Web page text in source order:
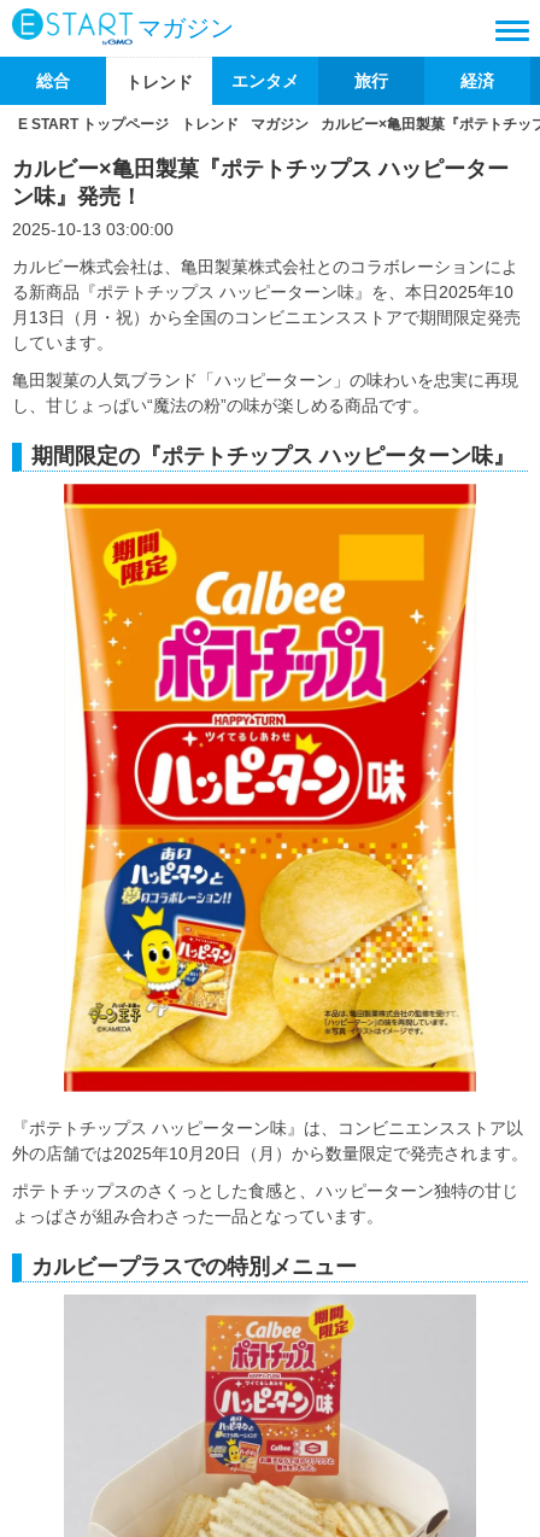
マガジン
総合 トレンド エンタメ 旅行 経済
E START トップページ トレンド マガジン カルビー×亀田製菓『ポテトチッ
カルビー×亀田製菓『ポテトチップス ハッピーター
ン味』発売！
2025-10-13 03:00:00
カルビー株式会社は、亀田製菓株式会社とのコラボレーションによ
る新商品『ポテトチップス ハッピーターン味』を、本日2025年10
月13日（月・祝）から全国のコンビニエンスストアで期間限定発売
しています。
亀田製菓の人気ブランド「ハッピーターン」の味わいを忠実に再現
し、甘じょっぱい“魔法の粉”の味が楽しめる商品です。
期間限定の『ポテトチップス ハッピーターン味』
『ポテトチップス ハッピーターン味』は、コンビニエンスストア以
外の店舗では2025年10月20日（月）から数量限定で発売されます。
ポテトチップスのさくっとした食感と、ハッピーターン独特の甘じ
ょっぱさが組み合わさった一品となっています。
カルビープラスでの特別メニュー